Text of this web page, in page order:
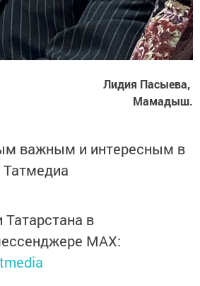
Лидия Пасыева,
Мамадыш.
важным и интересным в
Татмедиа
Татарстана в
MАХ: